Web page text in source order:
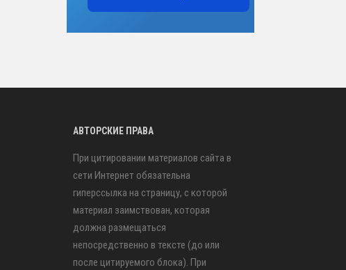
АВТОРСКИЕ ПРАВА
При цитировании материалов сайта в
сети Интернет обязательна
гиперссылка на страницу, с которой
материал заимствован, которая
должна размещаться
непосредственно в тексте (до или
после цитируемого блока). При